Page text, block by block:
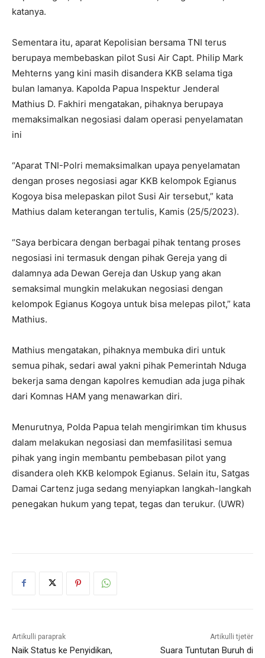
katanya.
Sementara itu, aparat Kepolisian bersama TNI terus
berupaya membebaskan pilot Susi Air Capt. Philip Mark
Mehterns yang kini masih disandera KKB selama tiga
bulan lamanya. Kapolda Papua Inspektur Jenderal
Mathius D. Fakhiri mengatakan, pihaknya berupaya
memaksimalkan negosiasi dalam operasi penyelamatan
ini
“Aparat TNI-Polri memaksimalkan upaya penyelamatan
dengan proses negosiasi agar KKB kelompok Egianus
Kogoya bisa melepaskan pilot Susi Air tersebut,” kata
Mathius dalam keterangan tertulis, Kamis (25/5/2023).
“Saya berbicara dengan berbagai pihak tentang proses
negosiasi ini termasuk dengan pihak Gereja yang di
dalamnya ada Dewan Gereja dan Uskup yang akan
semaksimal mungkin melakukan negosiasi dengan
kelompok Egianus Kogoya untuk bisa melepas pilot,” kata
Mathius.
Mathius mengatakan, pihaknya membuka diri untuk
semua pihak, sedari awal yakni pihak Pemerintah Nduga
bekerja sama dengan kapolres kemudian ada juga pihak
dari Komnas HAM yang menawarkan diri.
Menurutnya, Polda Papua telah mengirimkan tim khusus
dalam melakukan negosiasi dan memfasilitasi semua
pihak yang ingin membantu pembebasan pilot yang
disandera oleh KKB kelompok Egianus. Selain itu, Satgas
Damai Cartenz juga sedang menyiapkan langkah-langkah
penegakan hukum yang tepat, tegas dan terukur. (UWR)
Artikulli paraprak
Naik Status ke Penyidikan,
Artikulli tjetër
Suara Tuntutan Buruh di